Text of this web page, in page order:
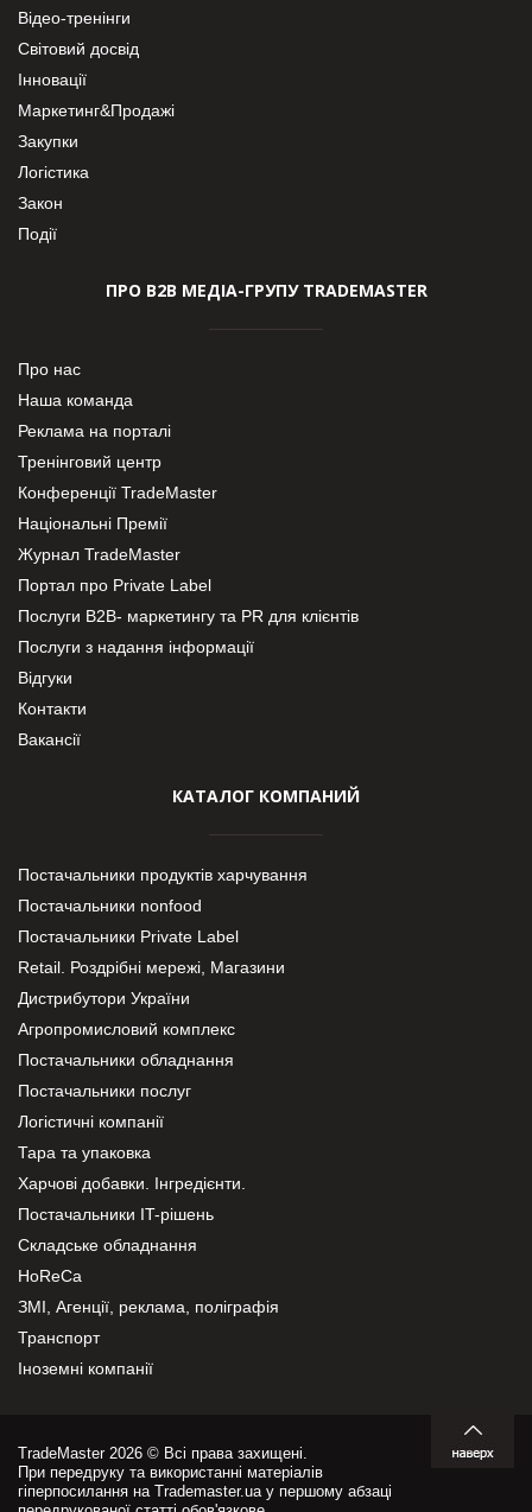
Відео-тренінги
Світовий досвід
Інновації
Маркетинг&Продажі
Закупки
Логістика
Закон
Події
ПРО В2В МЕДІА-ГРУПУ TRADEMASTER
Про нас
Наша команда
Реклама на порталі
Тренінговий центр
Конференції TradeMaster
Національні Премії
Журнал TradeMaster
Портал про Private Label
Послуги В2В- маркетингу та PR для клієнтів
Послуги з надання інформації
Відгуки
Контакти
Вакансії
КАТАЛОГ КОМПАНИЙ
Постачальники продуктів харчування
Постачальники nonfood
Постачальники Private Label
Retail. Роздрібні мережі, Магазини
Дистрибутори України
Агропромисловий комплекс
Постачальники обладнання
Постачальники послуг
Логістичні компанії
Тара та упаковка
Харчові добавки. Інгредієнти.
Постачальники IT-рішень
Складське обладнання
HoReCa
ЗМІ, Агенції, реклама, поліграфія
Транспорт
Іноземні компанії
TradeMaster 2026 © Всі права захищені.
При передруку та використанні матеріалів
гіперпосилання на Trademaster.ua у першому абзаці